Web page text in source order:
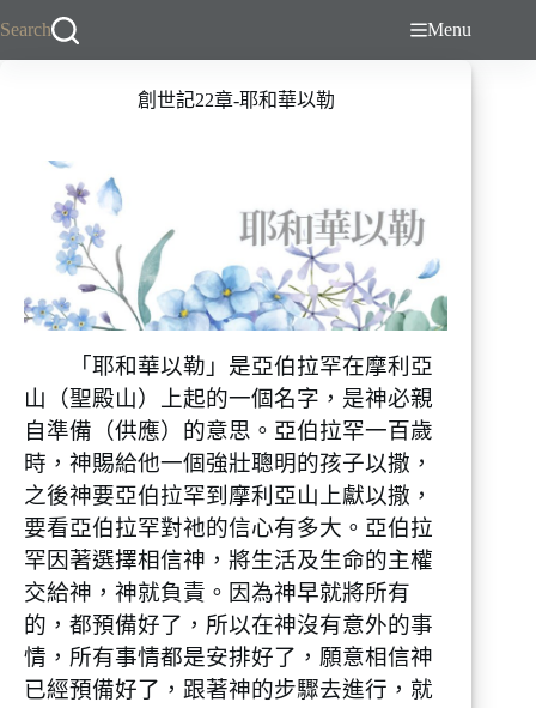
Search Menu
創世記22章-耶和華以勒
「耶和華以勒」是亞伯拉罕在摩利亞
山（聖殿山）上起的一個名字，是神必親
自準備（供應）的意思。亞伯拉罕一百歲
時，神賜給他一個強壯聰明的孩子以撒，
之後神要亞伯拉罕到摩利亞山上獻以撒，
要看亞伯拉罕對祂的信心有多大。亞伯拉
罕因著選擇相信神，將生活及生命的主權
交給神，神就負責。因為神早就將所有
的，都預備好了，所以在神沒有意外的事
情，所有事情都是安排好了，願意相信神
已經預備好了，跟著神的步驟去進行，就